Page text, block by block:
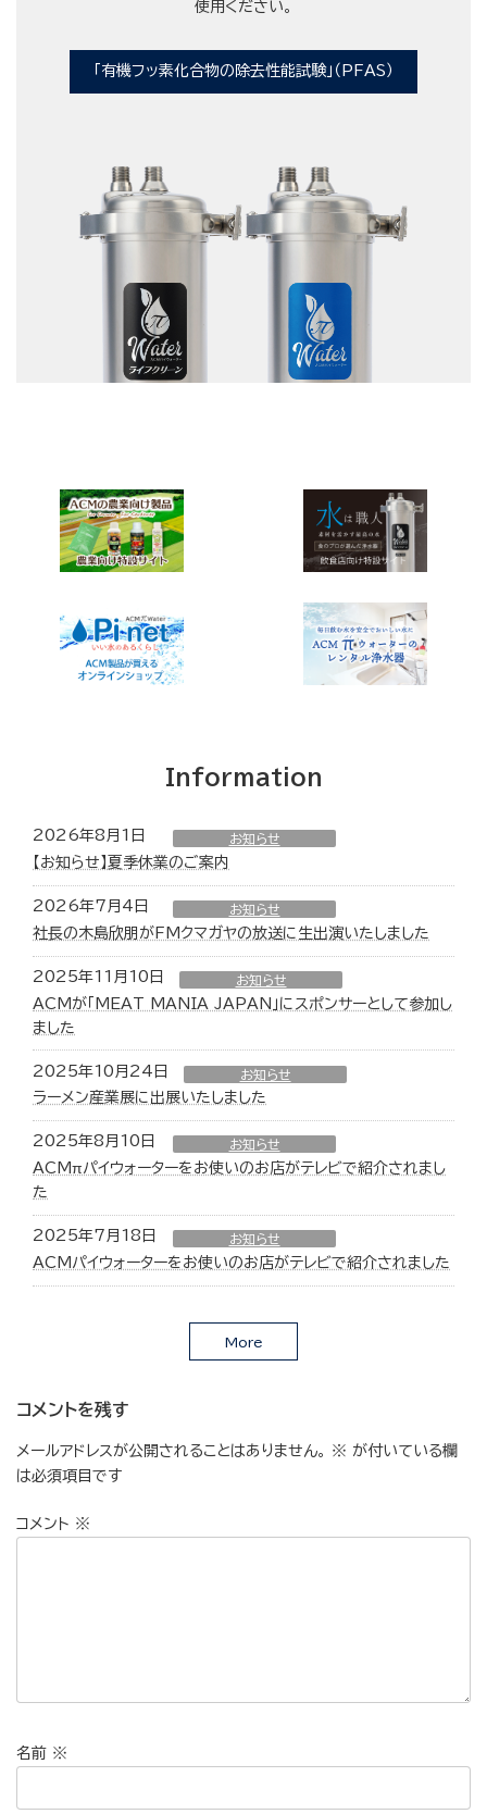
使用ください。
「有機フッ素化合物の除去性能試験」（PFAS）
Information
2026年8月1日 お知らせ
【お知らせ】夏季休業のご案内
2026年7月4日 お知らせ
社長の木島欣朋がFMクマガヤの放送に生出演いたしました
2025年11月10日 お知らせ
ACMが「MEAT MANIA JAPAN」にスポンサーとして参加し
ました
2025年10月24日 お知らせ
ラーメン産業展に出展いたしました
2025年8月10日 お知らせ
ACMπパイウォーターをお使いのお店がテレビで紹介されまし
た
2025年7月18日 お知らせ
ACMパイウォーターをお使いのお店がテレビで紹介されました
More
コメントを残す
メールアドレスが公開されることはありません。 ※ が付いている欄
は必須項目です
コメント ※
名前 ※